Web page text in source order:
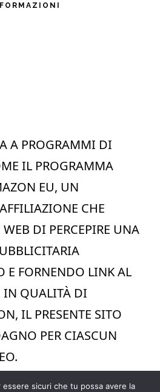
A PROGRAMMI DI
IL PROGRAMMA
EU, UN
CHE
DI PERCEPIRE UNA
E FORNENDO LINK AL
IN QUALITÀ DI
IL PRESENTE SITO
PER CIASCUN
essere sicuri che tu possa avere la